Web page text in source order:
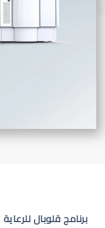
برنامج قلوبال للرعاية